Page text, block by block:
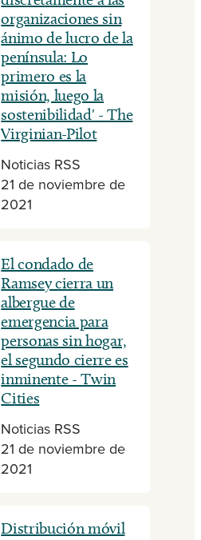
organizaciones sin
ánimo de lucro de la
península: Lo
primero es la
misión, luego la
sostenibilidad' - The
Virginian-Pilot
Noticias RSS
21 de noviembre de
2021
El condado de
Ramsey cierra un
albergue de
emergencia para
personas sin hogar,
el segundo cierre es
inminente - Twin
Cities
Noticias RSS
21 de noviembre de
2021
Distribución móvil